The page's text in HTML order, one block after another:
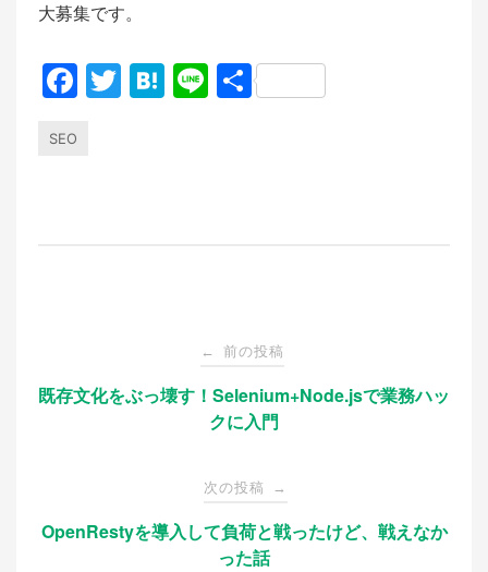
大募集です。
F
T
H
Li 共
SEO
稿
ビ
← 前の投稿
既存文化をぶっ壊す！Selenium+Node.jsで業務ハッ
クに入門
次の投稿 →
OpenRestyを導入して負荷と戦ったけど、戦えなか
った話